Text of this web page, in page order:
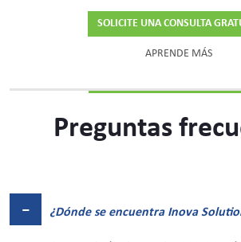
SOLICITE UNA CONSULTA
APRENDE MÁS
Preguntas
¿Dónde se encuentra Inova